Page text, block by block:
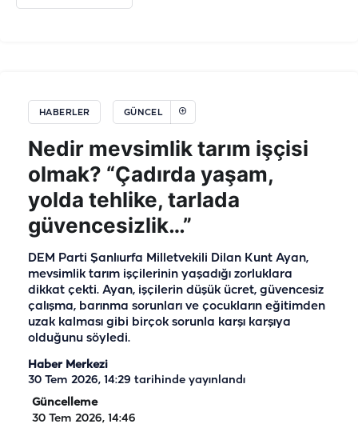
HABERLER GÜNCEL
Nedir mevsimlik tarım işçisi
olmak? “Çadırda yaşam,
yolda tehlike, tarlada
güvencesizlik…”
DEM Parti Şanlıurfa Milletvekili Dilan Kunt Ayan,
mevsimlik tarım işçilerinin yaşadığı zorluklara
dikkat çekti. Ayan, işçilerin düşük ücret, güvencesiz
çalışma, barınma sorunları ve çocukların eğitimden
uzak kalması gibi birçok sorunla karşı karşıya
olduğunu söyledi.
Haber Merkezi
30 Tem 2026, 14:29 tarihinde yayınlandı
Güncelleme
30 Tem 2026, 14:46